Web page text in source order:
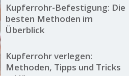
Kupferrohr-Befestigung: Die
besten Methoden im
Überblick
Kupferrohr verlegen:
Methoden, Tipps und Tricks